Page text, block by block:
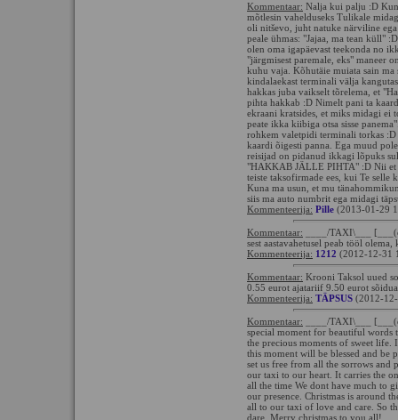
Kommentaar: Nalja kui palju :D
mõtlesin vahelduseks Tulikale
oli nitševo, juht natuke närviline
peale ühmas: "Jajaa, ma tean küll"
olen oma igapäevast teekonda no
"järgmisest paremale, eks" maneer
kuhu vaja. Kõhutäie muiata sain
kindalaekast terminali välja
hakkas juba vaikselt tõrelema, et
pihta hakkab :D Nimelt pani ta
ekraani kratsides, et miks midagi ei
peate ikka kiibiga otsa sisse
rohkem valetpidi terminali torkas :D
kaardi õigesti panna. Ega muud
reisijad on pidanud ikkagi lõpuks
"HAKKAB JÄLLE PIHTA" :D Nii et
teiste taksofirmade ees, kui Te selle
Kuna ma usun, et mu
siis ma auto numbrit ega midagi
Kommenteerija: Pille (2013-01-29
Kommentaar: ____/TAXI\___
sest aastavahetusel peab tööl
Kommenteerija: 1212 (2012-12-31
Kommentaar: Krooni Taksol uued
0.55 eurot ajatariif 9.50 eurot
Kommenteerija: TÄPSUS (2012-
Kommentaar: ____/TAXI\___
special moment for beautiful words
the precious moments of sweet
this moment will be blessed and be
set us free from all the sorrows and
our taxi to our heart. It carries the
all the time We dont have much to
our presence. Christmas is around
all to our taxi of love and care. So
dare. Merry christmas to you all!